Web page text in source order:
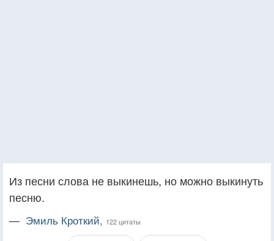
Из песни слова не выкинешь, но можно выкинуть
песню.
— Эмиль Кроткий, 122 цитаты